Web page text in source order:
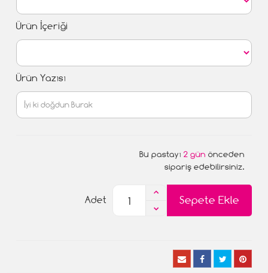
Ürün İçeriği
Ürün Yazısı
Bu pastayı 2 gün önceden
sipariş edebilirsiniz.
Sepete Ekle
Adet